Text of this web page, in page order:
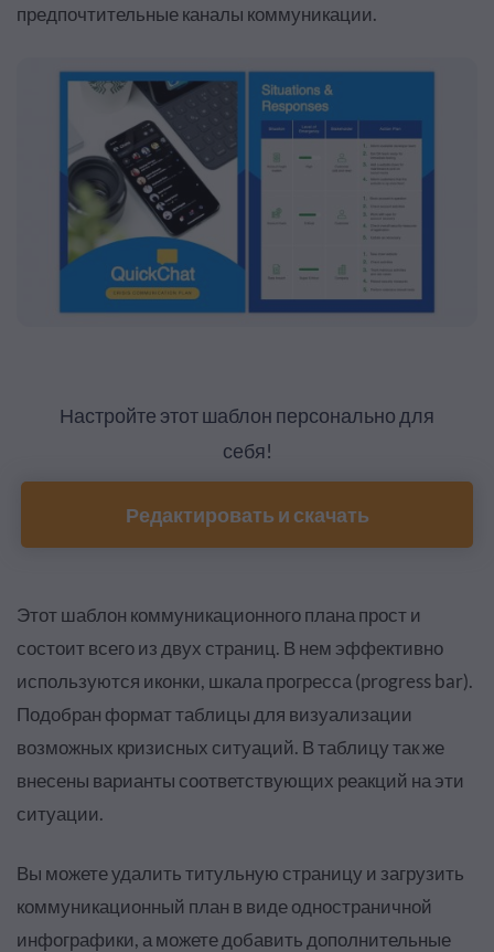
предпочтительные каналы коммуникации.
Настройте этот шаблон персонально для
себя!
Редактировать и скачать
Этот шаблон коммуникационного плана прост и
состоит всего из двух страниц. В нем эффективно
используются иконки, шкала прогресса (progress bar).
Подобран формат таблицы для визуализации
возможных кризисных ситуаций. В таблицу так же
внесены варианты соответствующих реакций на эти
ситуации.
Вы можете удалить титульную страницу и загрузить
коммуникационный план в виде одностраничной
инфографики, а можете добавить дополнительные